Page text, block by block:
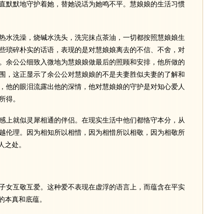
默地守护着她，替她说话为她鸣不平。慧娘娘的生活习惯
洗澡，烧碱水洗头，洗完抹点茶油，一切都按照慧娘娘生
琐碎朴实的话语，表现的是对慧娘娘离去的不信、不舍，对
余公公细致入微地为慧娘娘做最后的照顾和安排，他所做的
，这正显示了余公公对慧娘娘的不是夫妻胜似夫妻的了解和
他的眼泪流露出他的深情，他对慧娘娘的守护是对知心爱人
得。
就似灵犀相通的伴侣。在现实生活中他们都恪守本分，从
伦理。因为相知所以相惜，因为相惜所以相敬，因为相敬所
之处。
互敬互爱。这种爱不表现在虚浮的语言上，而蕴含在平实
本真和底蕴。